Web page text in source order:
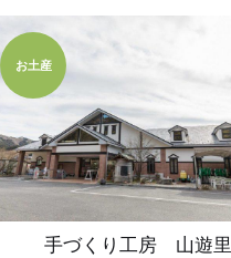
お土産
手づくり工房 山遊里